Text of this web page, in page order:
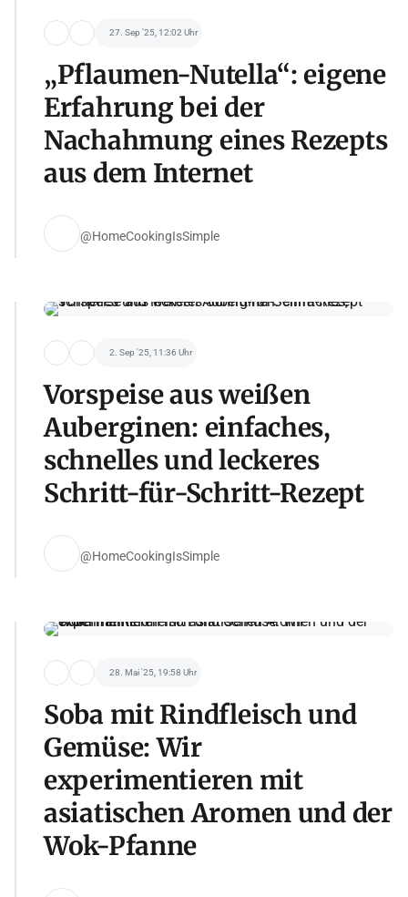
27. Sep '25, 12:02 Uhr
„Pflaumen-Nutella“: eigene
Erfahrung bei der
Nachahmung eines Rezepts
aus dem Internet
@HomeCookingIsSimple
2. Sep '25, 11:36 Uhr
Vorspeise aus weißen
Auberginen: einfaches,
schnelles und leckeres
Schritt-für-Schritt-Rezept
@HomeCookingIsSimple
28. Mai '25, 19:58 Uhr
Soba mit Rindfleisch und
Gemüse: Wir
experimentieren mit
asiatischen Aromen und der
Wok-Pfanne